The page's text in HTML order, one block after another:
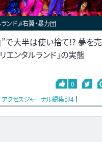
ンド,#右翼・暴力団
で大半は使い捨て!? 夢を売
エンタルランド」の実態
0
アクセスジャーナル編集部4